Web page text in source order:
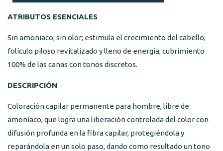
ATRIBUTOS ESENCIALES
Sin amoniaco; sin olor; estimula el crecimiento del cabello;
folículo piloso revitalizado y lleno de energía; cubrimiento
100% de las canas con tonos discretos.
DESCRIPCIÓN
Coloración capilar permanente para hombre, libre de
amoníaco, que logra una liberación controlada del color con
difusión profunda en la fibra capilar, protegiéndola y
reparándola en un solo paso, dando como resultado un tono